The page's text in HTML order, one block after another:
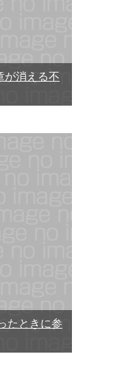
が消える不
たときに参